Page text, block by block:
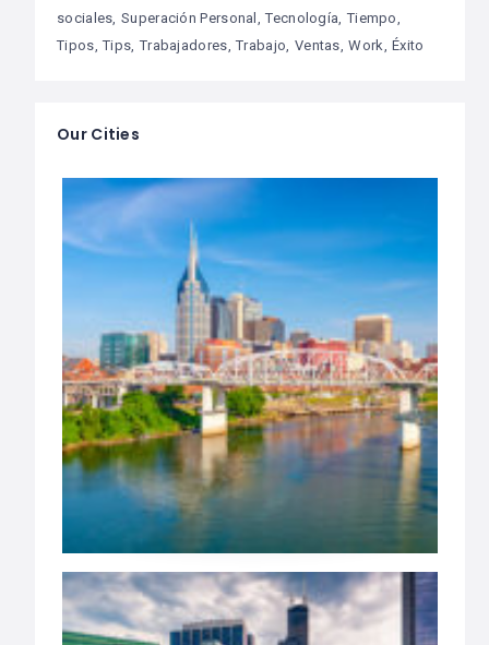
sociales Superación Personal Tecnología Tiempo
Tipos Tips Trabajadores Trabajo Ventas Work Éxito
Our Cities